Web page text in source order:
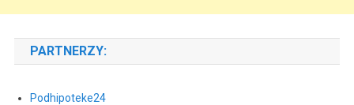
PARTNERZY:
Podhipoteke24